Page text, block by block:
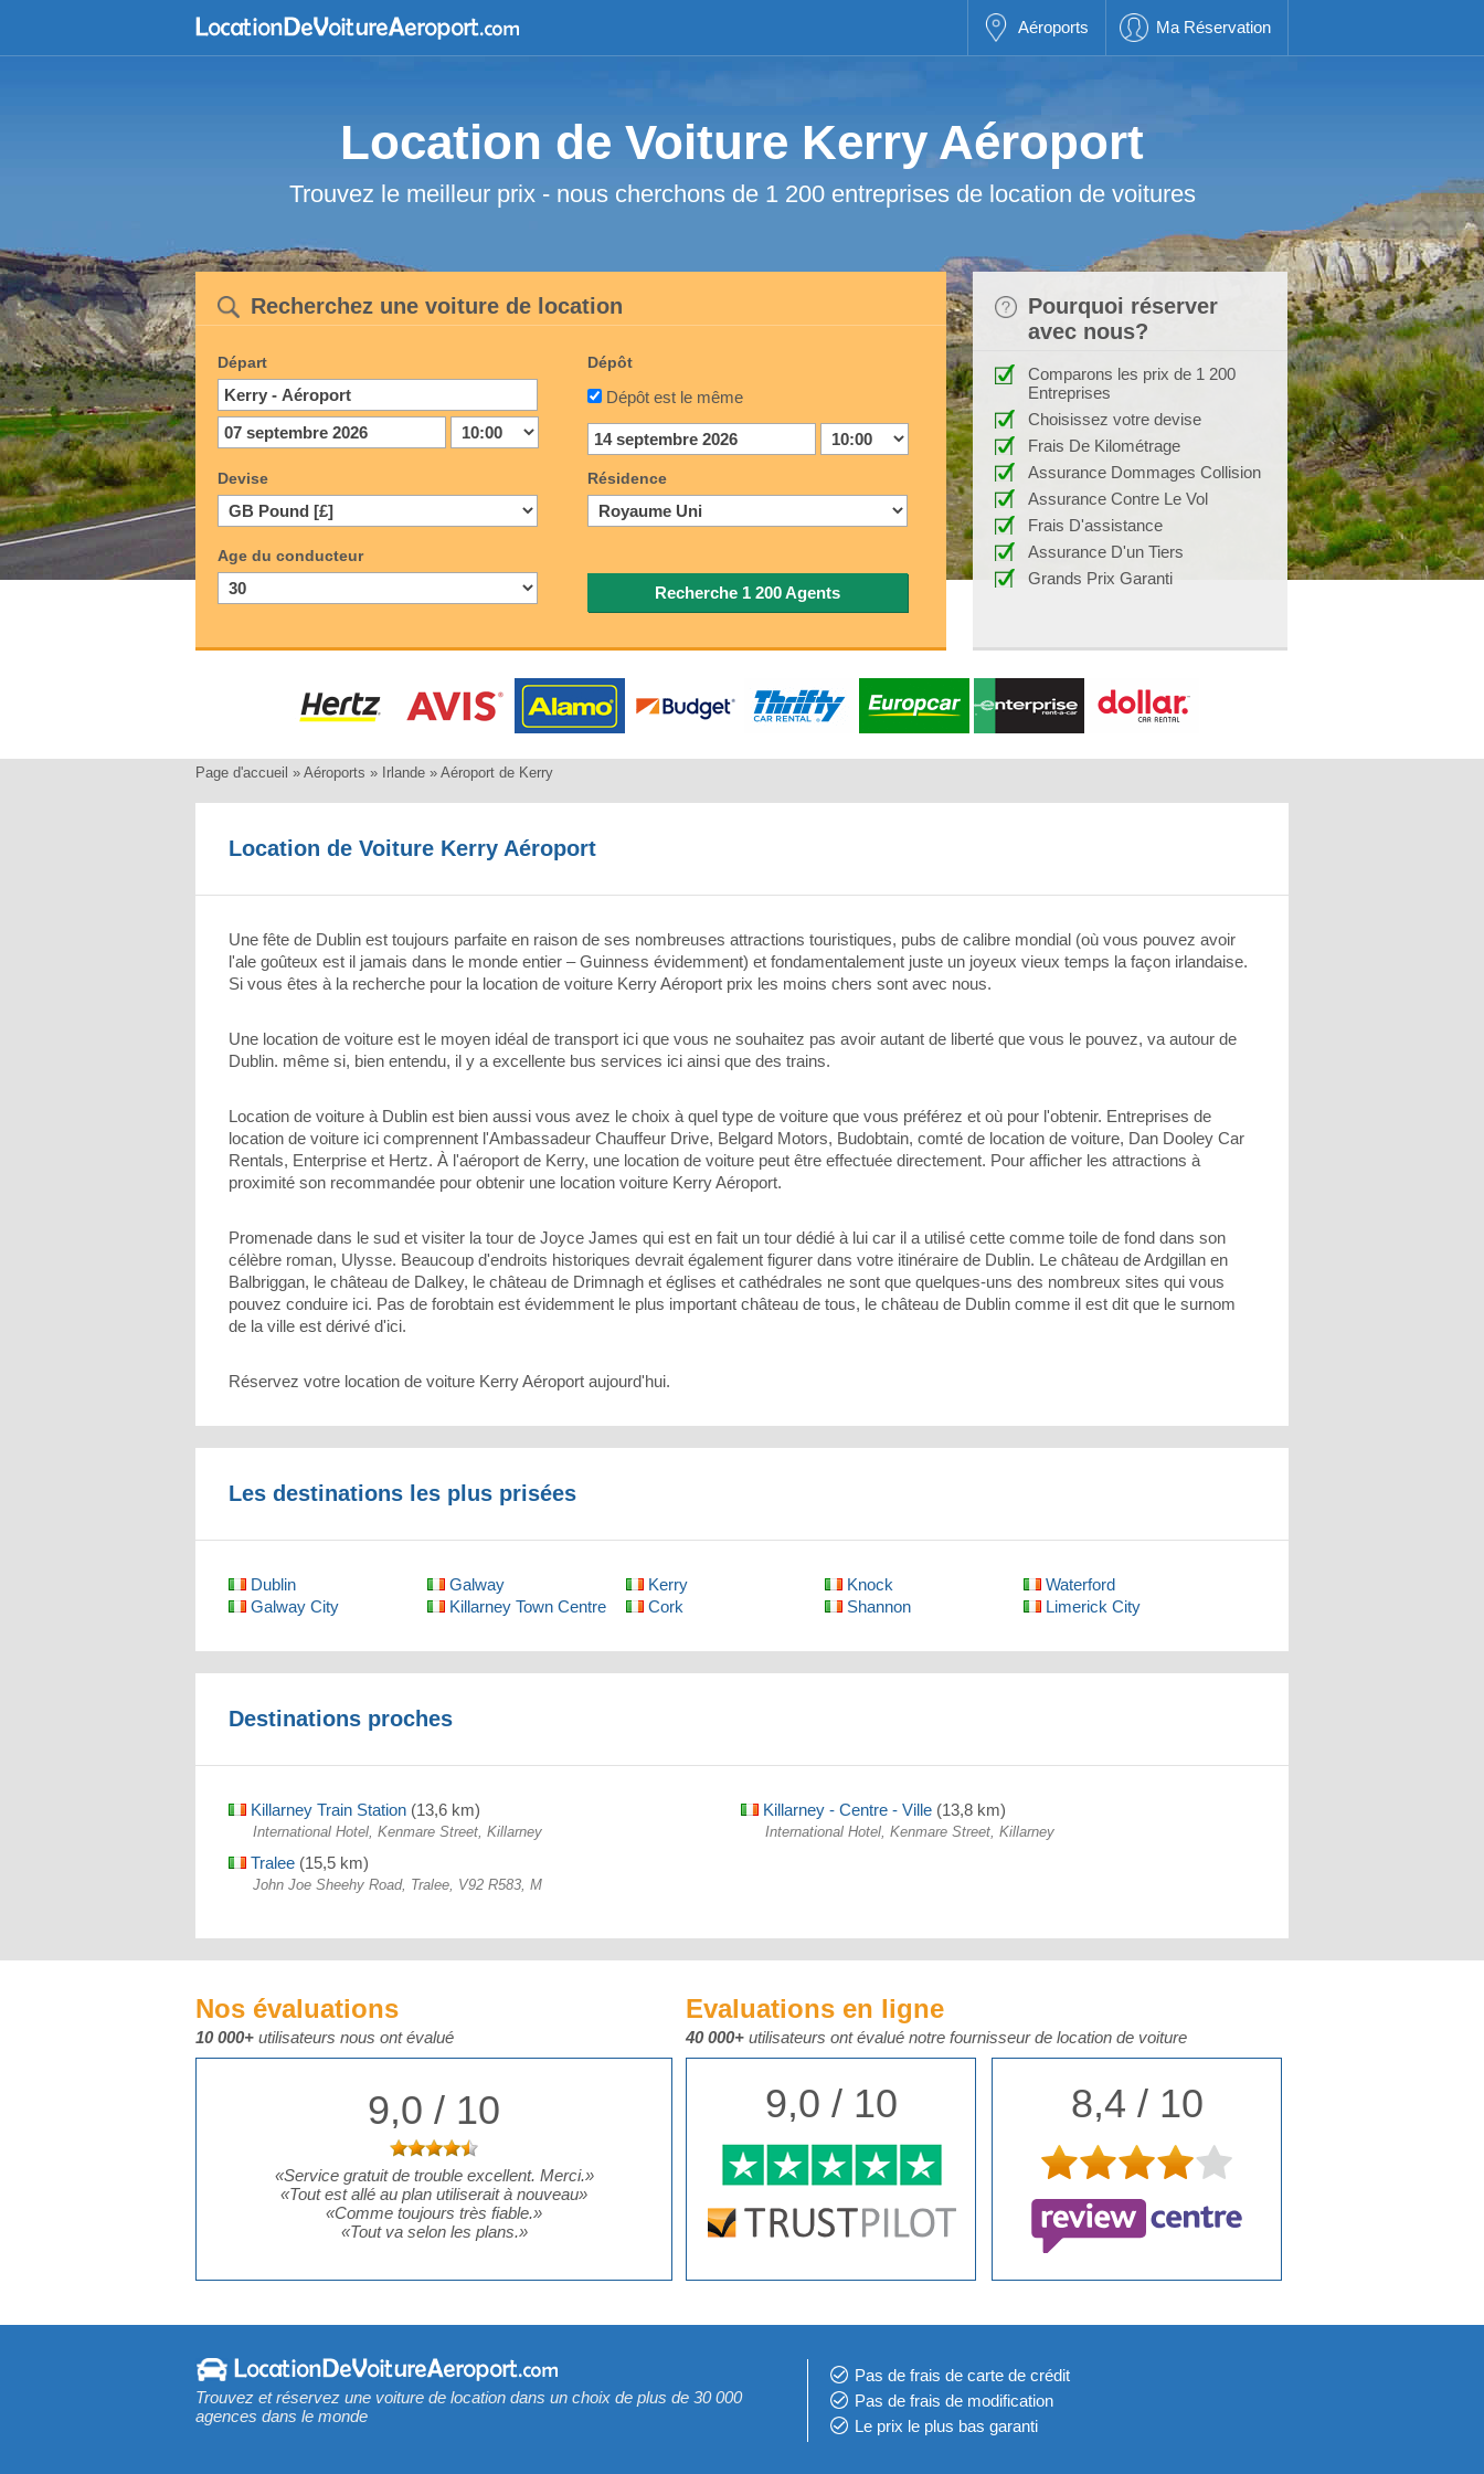
Aéroports Ma Réservation
Location de Voiture Kerry Aéroport
Trouvez le meilleur prix - nous cherchons de 1 200 entreprises de location de voitures
Recherchez une voiture de location
Départ Dépôt
Dépôt est le même
Devise Résidence
Age du conducteur
Recherche 1 200 Agents
Pourquoi réserver
avec nous?
Comparons les prix de 1 200
Entreprises
Choisissez votre devise
Frais De Kilométrage
Assurance Dommages Collision
Assurance Contre Le Vol
Frais D'assistance
Assurance D'un Tiers
Grands Prix Garanti
Page d'accueil » Aéroports » Irlande » Aéroport de Kerry
Location de Voiture Kerry Aéroport
Une fête de Dublin est toujours parfaite en raison de ses nombreuses attractions touristiques, pubs de calibre mondial (où vous pouvez avoir
l'ale goûteux est il jamais dans le monde entier – Guinness évidemment) et fondamentalement juste un joyeux vieux temps la façon irlandaise.
Si vous êtes à la recherche pour la location de voiture Kerry Aéroport prix les moins chers sont avec nous.
Une location de voiture est le moyen idéal de transport ici que vous ne souhaitez pas avoir autant de liberté que vous le pouvez, va autour de
Dublin. même si, bien entendu, il y a excellente bus services ici ainsi que des trains.
Location de voiture à Dublin est bien aussi vous avez le choix à quel type de voiture que vous préférez et où pour l'obtenir. Entreprises de
location de voiture ici comprennent l'Ambassadeur Chauffeur Drive, Belgard Motors, Budobtain, comté de location de voiture, Dan Dooley Car
Rentals, Enterprise et Hertz. À l'aéroport de Kerry, une location de voiture peut être effectuée directement. Pour afficher les attractions à
proximité son recommandée pour obtenir une location voiture Kerry Aéroport.
Promenade dans le sud et visiter la tour de Joyce James qui est en fait un tour dédié à lui car il a utilisé cette comme toile de fond dans son
célèbre roman, Ulysse. Beaucoup d'endroits historiques devrait également figurer dans votre itinéraire de Dublin. Le château de Ardgillan en
Balbriggan, le château de Dalkey, le château de Drimnagh et églises et cathédrales ne sont que quelques-uns des nombreux sites qui vous
pouvez conduire ici. Pas de forobtain est évidemment le plus important château de tous, le château de Dublin comme il est dit que le surnom
de la ville est dérivé d'ici.
Réservez votre location de voiture Kerry Aéroport aujourd'hui.
Les destinations les plus prisées
Dublin Galway Kerry Knock
Waterford
Galway City
Killarney Town Centre Cork Shannon Limerick City
Destinations proches
Killarney Train Station (13,6 km)
International Hotel, Kenmare Street, Killarney
Killarney - Centre - Ville (13,8 km)
International Hotel, Kenmare Street, Killarney
Tralee (15,5 km)
John Joe Sheehy Road, Tralee, V92 R583, M
Nos évaluations
10 000+ utilisateurs nous ont évalué
9,0 / 10
«Service gratuit de trouble excellent. Merci.»
«Tout est allé au plan utiliserait à nouveau»
«Comme toujours très fiable.»
«Tout va selon les plans.»
Evaluations en ligne
40 000+ utilisateurs ont évalué notre fournisseur de location de voiture
9,0 / 10 8,4 / 10
Trouvez et réservez une voiture de location dans un choix de plus de 30 000
agences dans le monde
Pas de frais de carte de crédit
Pas de frais de modification
Le prix le​ plus bas garanti